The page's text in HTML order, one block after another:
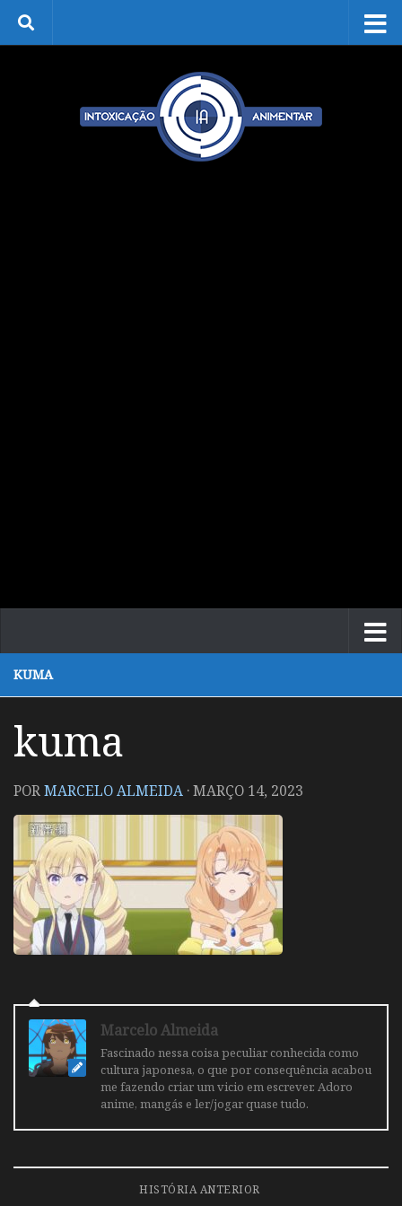
Skip to content
KUMA
kuma
PORMARCELO ALMEIDA ·MARÇO 14, 2023
Marcelo Almeida
Fascinado nessa coisa peculiar conhecida como
cultura japonesa, o que por consequência acabou
me fazendo criar um vicio em escrever. Adoro
anime, mangás e ler/jogar quase tudo.
HISTÓRIA ANTERIOR